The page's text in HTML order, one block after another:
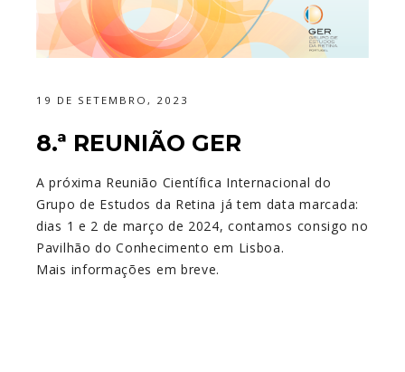
19 DE SETEMBRO, 2023
8.ª REUNIÃO GER
A próxima Reunião Científica Internacional do
Grupo de Estudos da Retina já tem data marcada:
dias 1 e 2 de março de 2024, contamos consigo no
Pavilhão do Conhecimento em Lisboa.
Mais informações em breve.